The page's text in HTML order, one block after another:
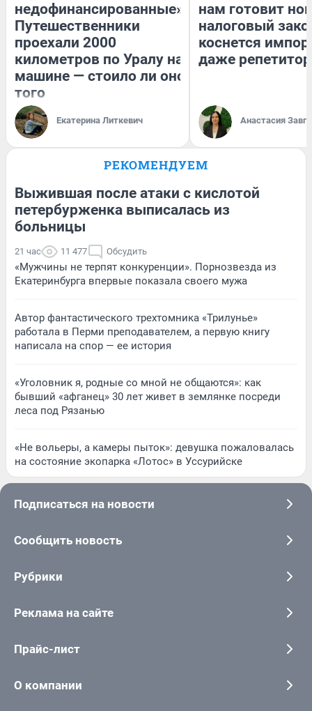
недофинансированные».
Путешественники
проехали 2000
километров по Уралу на
машине — стоило ли оно
того
Екатерина Литкевич
нам готовит
налоговый
коснется
даже
Анастасия
РЕКОМЕНДУЕМ
Выжившая после атаки с кислотой
петербурженка выписалась из
больницы
21 час 11 477 Обсудить
«Мужчины не терпят конкуренции». Порнозвезда из
Екатеринбурга впервые показала своего мужа
Автор фантастического трехтомника «Трилунье»
работала в Перми преподавателем, а первую книгу
написала на спор — ее история
«Уголовник я, родные со мной не общаются»: как
бывший «афганец» 30 лет живет в землянке посреди
леса под Рязанью
«Не вольеры, а камеры пыток»: девушка пожаловалась
на состояние экопарка «Лотос» в Уссурийске
Подписаться на новости
Сообщить новость
Рубрики
Реклама на сайте
Прайс-лист
О компании